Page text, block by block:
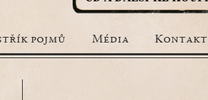
pojmů Média Kontakt